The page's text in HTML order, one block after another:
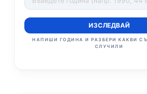
ИЗСЛЕДВАЙ
НАПИШИ ГОДИНА И РАЗБЕРИ КАКВИ
СЛУЧИЛИ